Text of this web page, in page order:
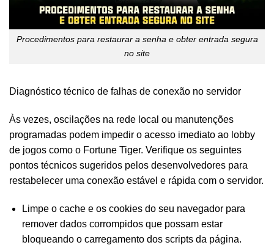
Procedimentos para restaurar a senha e obter entrada segura
no site
Diagnóstico técnico de falhas de conexão no servidor
Às vezes, oscilações na rede local ou manutenções
programadas podem impedir o acesso imediato ao lobby
de jogos como o Fortune Tiger. Verifique os seguintes
pontos técnicos sugeridos pelos desenvolvedores para
restabelecer uma conexão estável e rápida com o servidor.
Limpe o cache e os cookies do seu navegador para
remover dados corrompidos que possam estar
bloqueando o carregamento dos scripts da página.